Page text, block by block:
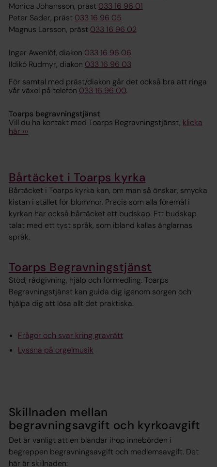
Monica Johansson, präst 033 16 96 01
Peter Sader, präst 033 16 96 05
Magnus Larsson, präst 033 16 96 02
Inger Awenlöf, diakon 033 16 96 06
Ildikó Rudmyr, diakon 033 16 96 03
För samtal med präst/diakon går det också bra att ringa
vår växel på telefon 033 16 96 00.
Toarps begravningstjänst
Vill du ha kontakt med Toarps Begravningstjänst, klicka
här ›››
Bårtäcket i Toarps kyrka
Bårtäcket i Toarps kyrka kan, om man så önskar, smycka
kistan i stället för blommor. Precis som alla föremål i
kyrkan har också bårtäcket ett budskap. Ett budskap
talat med ett tyst språk, som ibland kallas änglarnas
språk.
Toarps Begravningstjänst
Stöd, rådgivning, hjälp och förmedling. Toarps
Begravningstjänst kan guida dig igenom sorgen och
hjälpa dig att lösa allt det praktiska.
Frågor och svar kring gravrätt
Lyssna på orgelmusik
Skillnaden mellan
begravningsavgift och kyrkoavgift
Det är vanligt att en blandar ihop innebörden i
begreppen begravningsavgift och medlemsavgift. Det
här är skillnaden: